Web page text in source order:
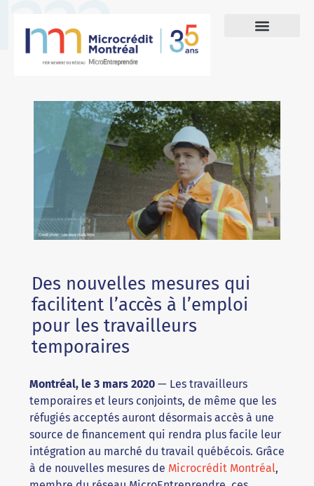
Des nouvelles mesures qui
facilitent l’accès à l’emploi
pour les travailleurs
temporaires
Montréal, le 3 mars 2020 — Les travailleurs
temporaires et leurs conjoints, de même que les
réfugiés acceptés auront désormais accès à une
source de financement qui rendra plus facile leur
intégration au marché du travail québécois. Grâce
à de nouvelles mesures de Microcrédit Montréal,